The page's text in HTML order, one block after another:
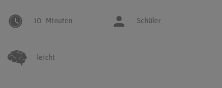
10 Minuten Schüler
leicht